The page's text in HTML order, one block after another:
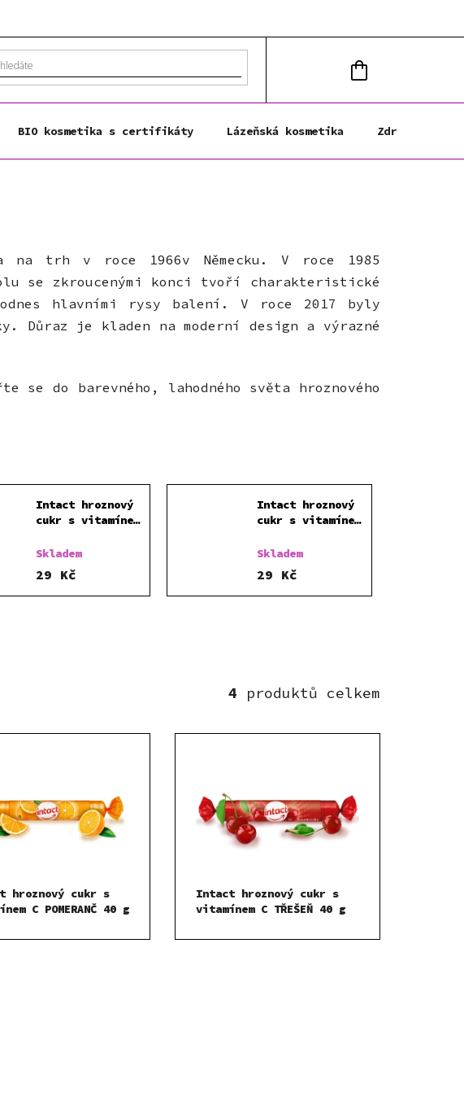
KOŠÍK
BIO kosmetika s certifikáty Lázeňská kosmetika Zdravá výživa
na trh v roce 1966v Německu. V roce 1985
se zkroucenými konci tvoří charakteristické
hlavními rysy balení. V roce 2017 byly
Důraz je kladen na moderní design a výrazné
se do barevného, lahodného světa hroznového
Intact hroznový
cukr s vitamínem
Skladem
29 Kč
Intact hroznový
cukr s vitamínem
Skladem
29 Kč
4
hroznový cukr s
C POMERANČ 40 g
Intact hroznový cukr s
vitamínem C TŘEŠEŇ 40 g